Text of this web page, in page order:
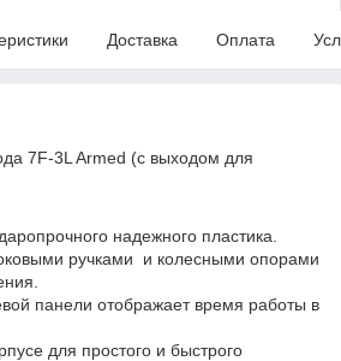
Доставка Оплата
7F-3L Armed (с выходом для
надежного пластика.
ручками и колесными опорами
панели отображает время работы в
для простого и быстрого